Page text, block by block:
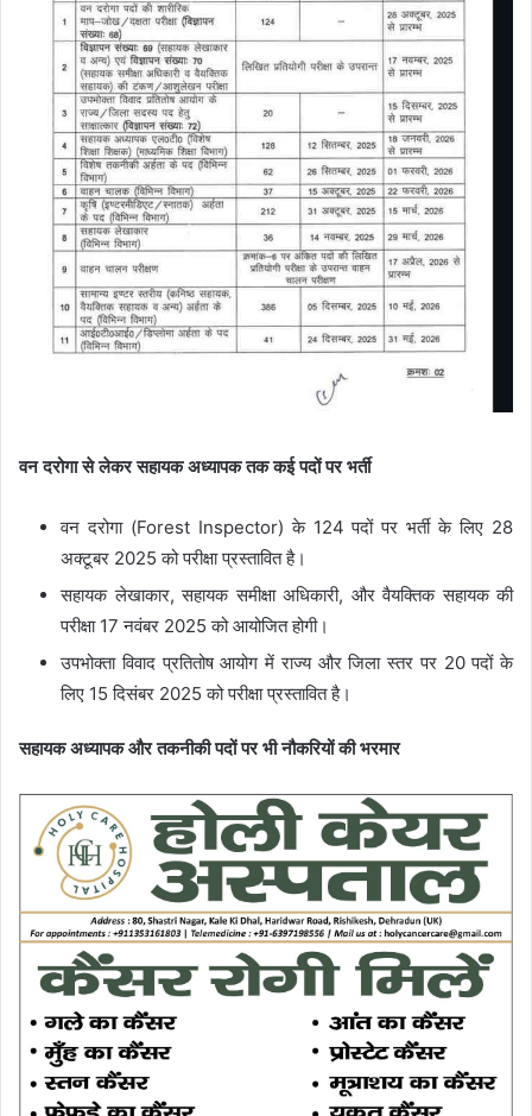
वन दरोगा से लेकर सहायक अध्यापक तक कई पदों पर भर्ती
वन दरोगा (Forest Inspector) के 124 पदोंपर भर्ती के लिए 28
अक्टूबर 2025 को परीक्षा प्रस्तावित है।
सहायक लेखाकार,सहायक समीक्षा अधिकारी, औरवैयक्तिक सहायककी
परीक्षा 17 नवंबर 2025 को आयोजित होगी।
उपभोक्ता विवाद प्रतितोष आयोग मेंराज्य और जिला स्तर पर 20 पदोंके
लिए 15 दिसंबर 2025 को परीक्षा प्रस्तावित है।
सहायक अध्यापक और तकनीकी पदों पर भी नौकरियों की भरमार